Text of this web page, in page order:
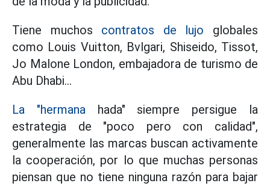
Tiene muchos contratos de lujo globales
como Louis Vuitton, Bvlgari, Shiseido, Tissot,
Jo Malone London, embajadora de turismo de
Abu Dhabi...
La "hermanahada" siempre persigue la
estrategia de "poco pero con calidad",
generalmente las marcas buscan activamente
la cooperación, por lo que muchas personas
piensan que no tiene ninguna razón para bajar